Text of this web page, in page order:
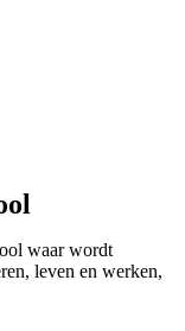
waar wordt
leven en werken,